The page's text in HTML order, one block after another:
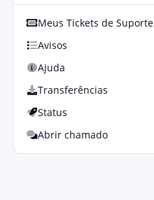
Meus Tickets de Suporte
Avisos
Ajuda
Transferências
Status
Abrir chamado